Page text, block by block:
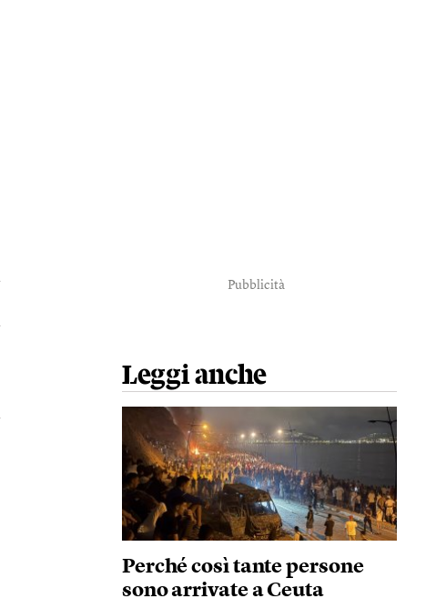
Pubblicità
Leggi anche
Perché così tante persone
sono arrivate a Ceuta